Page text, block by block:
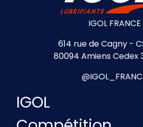
IGOL FRANCE
614 rue de Cagny -
80094 Amiens Cedex
IGOL